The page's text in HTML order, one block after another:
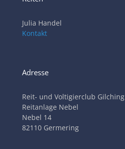
Julia Handel
Kontakt
Adresse
Reit- und Voltigierclub Gilching
Reitanlage Nebel
Nebel 14
82110 Germering